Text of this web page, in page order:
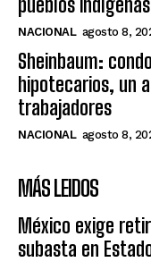
pueblos indígenas
NACIONAL agosto 8,
Sheinbaum:
hipotecarios, un
trabajadores
NACIONAL agosto 8,
MÁS LEIDOS
México exige
subasta en